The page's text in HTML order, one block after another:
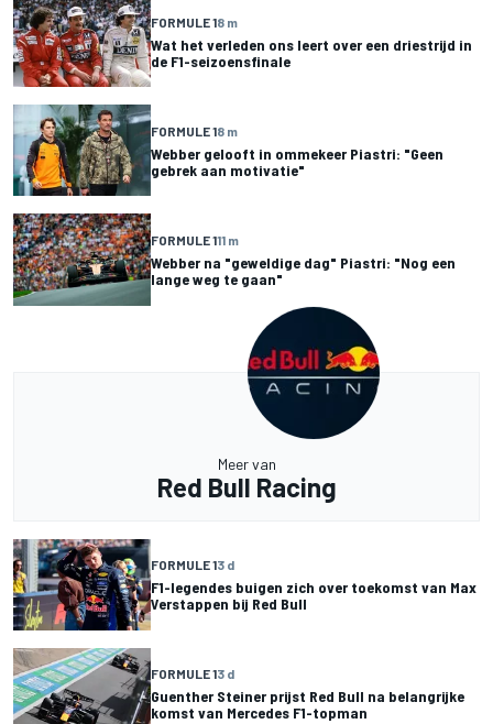
FORMULE 18 m
Wat het verleden ons leert over een driestrijd in
de F1-seizoensfinale
FORMULE 18 m
Webber gelooft in ommekeer Piastri: "Geen
gebrek aan motivatie"
FORMULE 111 m
Webber na "geweldige dag" Piastri: "Nog een
lange weg te gaan"
Meer van
Red Bull Racing
FORMULE 13 d
F1-legendes buigen zich over toekomst van Max
Verstappen bij Red Bull
FORMULE 13 d
Guenther Steiner prijst Red Bull na belangrijke
komst van Mercedes F1-topman